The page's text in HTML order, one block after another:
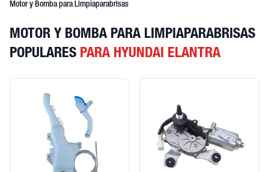
Motor y Bomba para Limpiaparabrisas
MOTOR Y BOMBA PARA LIMPIAPARABRISAS
POPULARES PARA HYUNDAI ELANTRA